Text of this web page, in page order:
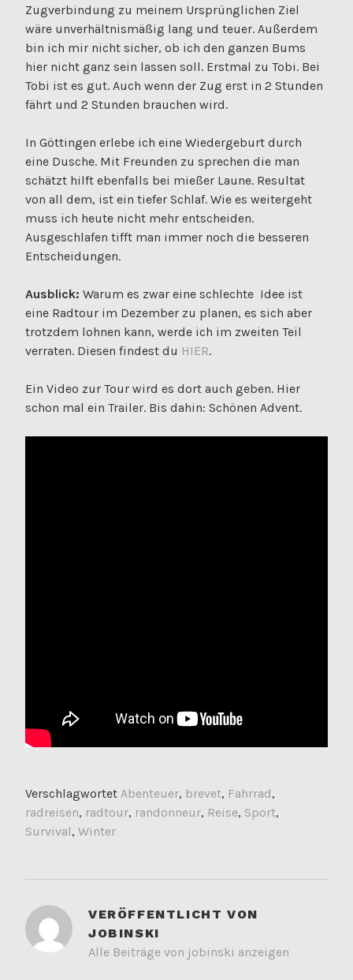
Zugverbindung zu meinem Ursprünglichen Ziel
wäre unverhältnismäßig lang und teuer. Außerdem
bin ich mir nicht sicher, ob ich den ganzen Bums
hier nicht ganz sein lassen soll. Erstmal zu Tobi. Bei
Tobi ist es gut. Auch wenn der Zug erst in 2 Stunden
fährt und 2 Stunden brauchen wird.
In Göttingen erlebe ich eine Wiedergeburt durch
eine Dusche. Mit Freunden zu sprechen die man
schätzt hilft ebenfalls bei mießer Laune. Resultat
von all dem, ist ein tiefer Schlaf. Wie es weitergeht
muss ich heute nicht mehr entscheiden.
Ausgeschlafen tifft man immer noch die besseren
Entscheidungen.
Ausblick: Warum es zwar eine schlechte Idee ist
eine Radtour im Dezember zu planen, es sich aber
trotzdem lohnen kann, werde ich im zweiten Teil
verraten. Diesen findest du HIER.
Ein Video zur Tour wird es dort auch geben. Hier
schon mal ein Trailer. Bis dahin: Schönen Advent.
Verschlagwortet Abenteuer, brevet, Fahrrad,
radreisen, radtour, randonneur, Reise, Sport,
Survival, Winter
VERÖFFENTLICHT VON
JOBINSKI
Alle Beiträge von jobinski anzeigen